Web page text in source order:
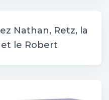
Nathan, Retz, la
et le Robert